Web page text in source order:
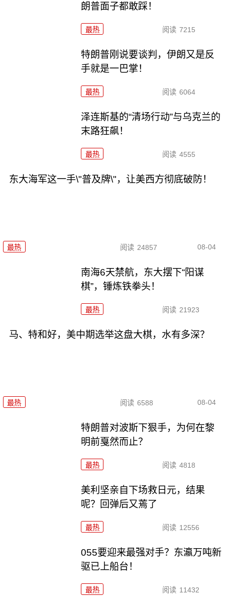
朗普面子都敢踩！
最热 阅读 7215
特朗普刚说要谈判，伊朗又是反
手就是一巴掌！
最热 阅读 6064
泽连斯基的“清场行动”与乌克兰的
末路狂飙！
最热 阅读 4555
东大海军这一手\"普及牌\"，让美西方彻底破防！
最热 阅读 24857 08-04
南海6天禁航，东大摆下“阳谋
棋”，锤炼铁拳头！
最热 阅读 21923
马、特和好，美中期选举这盘大棋，水有多深？
最热 阅读 6588 08-04
特朗普对波斯下狠手，为何在黎
明前戛然而止？
最热 阅读 4818
美利坚亲自下场救日元，结果
呢？回弹后又蔫了
最热 阅读 12556
055要迎来最强对手？东瀛万吨新
驱已上船台！
最热 阅读 11432